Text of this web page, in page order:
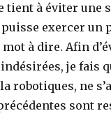
tient à éviter une
exercer un
à dire. Afin
je fais
robotiques, ne
sont